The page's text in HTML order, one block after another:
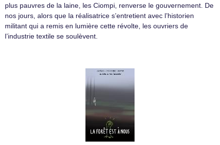
plus pauvres de la laine, les Ciompi, renverse le gouvernement. De
nos jours, alors que la réalisatrice s’entretient avec l’historien
militant qui a remis en lumière cette révolte, les ouvriers de
l’industrie textile se soulèvent.